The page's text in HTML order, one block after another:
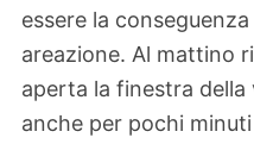
essere la
areazione. Al mattino
aperta la finestra
anche per pochi